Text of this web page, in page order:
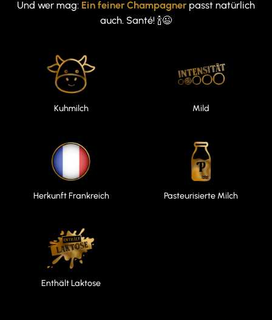
Und wer mag: Ein feiner Champagner passt natürlich
auch. Santé! 🍾😉
Kuhmilch Mild
Herkunft Frankreich Pasteurisierte Milch
Enthält Laktose